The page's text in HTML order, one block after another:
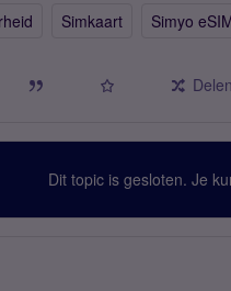
Simkaart Simyo
Delen
Dit topic is gesloten. Je